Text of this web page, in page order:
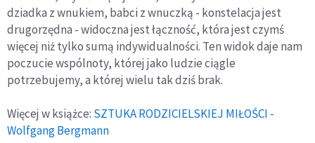
dziadka z wnukiem, babci z wnuczką - konstelacja jest
drugorzędna - widoczna jest łączność, która jest czymś
więcej niż tylko sumą indywidualności. Ten widok daje nam
poczucie wspólnoty, której jako ludzie ciągle
potrzebujemy, a której wielu tak dziś brak.
Więcej w książce: SZTUKA RODZICIELSKIEJ MIŁOŚCI -
Wolfgang Bergmann